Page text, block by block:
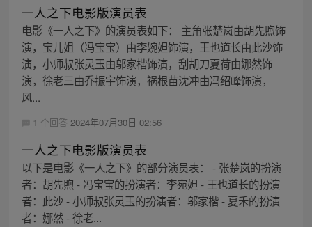
一人之下电影版演员表
电影《一人之下》的演员表如下： 主角张楚岚由胡先煦饰
演，宝儿姐（冯宝宝）由李婉妲饰演，王也道长由此沙饰
演，小师叔张灵玉由邬家楷饰演，刮胡刀夏荷由娜然饰
演，徐老三由乔振宇饰演，祸根苗沈冲由冯绍峰饰演，
风...
1 个回答 2024年07月30日 02:56
一人之下电影版演员表
以下是电影《一人之下》的部分演员表： - 张楚岚的扮演
者：胡先煦 - 冯宝宝的扮演者：李宛妲 - 王也道长的扮演
者：此沙 - 小师叔张灵玉的扮演者：邬家楷 - 夏禾的扮演
者：娜然 - 徐老...